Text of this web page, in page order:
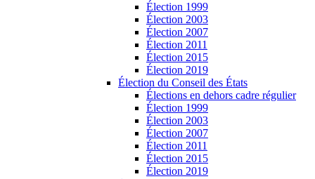
Élection 1999
Élection 2003
Élection 2007
Élection 2011
Élection 2015
Élection 2019
Élection du Conseil des États
Élections en dehors cadre régulier
Élection 1999
Élection 2003
Élection 2007
Élection 2011
Élection 2015
Élection 2019